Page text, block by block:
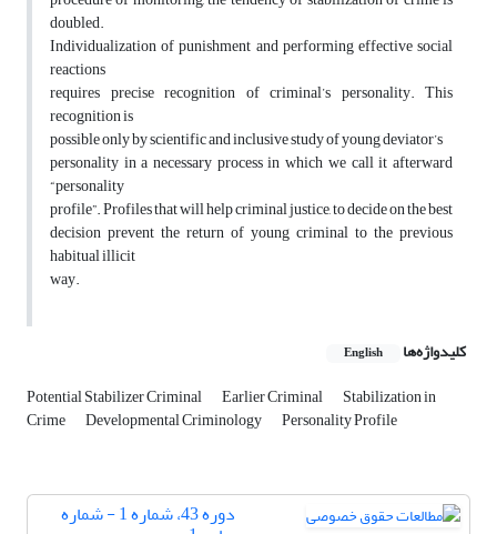
doubled.
Individualization of punishment and performing effective social
reactions
requires precise recognition of criminal’s personality. This
recognition is
possible only by scientific and inclusive study of young deviator’s
personality in a necessary process in which we call it afterward
“personality
profile”. Profiles that will help criminal justice, to decide on the best
decision prevent the return of young criminal to the previous
habitual illicit
way.
کلیدواژه‌ها English
Potential Stabilizer Criminal Earlier Criminal Stabilization in
Crime Developmental Criminology Personality Profile
دوره 43، شماره 1 - شماره